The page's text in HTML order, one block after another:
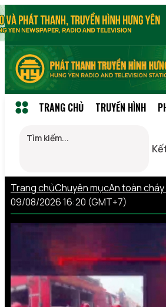
TRANG CHỦ TRUYỀN HÌNH
Trang chủChuyên mụcAn toàn
09/08/2026 16:20 (GMT+7)